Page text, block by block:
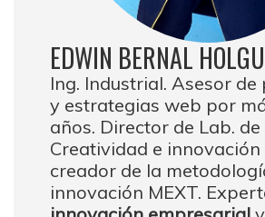
EDWIN BERNAL
Ing. Industrial. Asesor
y estrategias web por
años. Director de Lab. de
Creatividad e innovación
creador de la
innovación MEXT.